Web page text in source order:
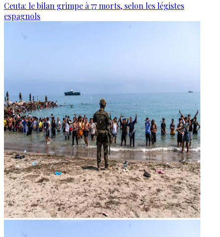
Ceuta: le bilan grimpe à 77 morts, selon les légistes
espagnols